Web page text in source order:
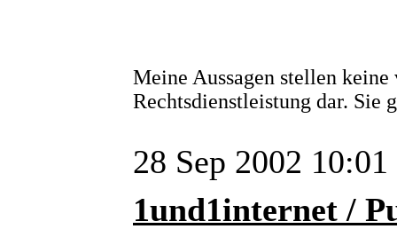
Meine Aussagen stellen
Rechtsdienstleistung dar. Sie
28 Sep 2002 10:01
1und1internet /